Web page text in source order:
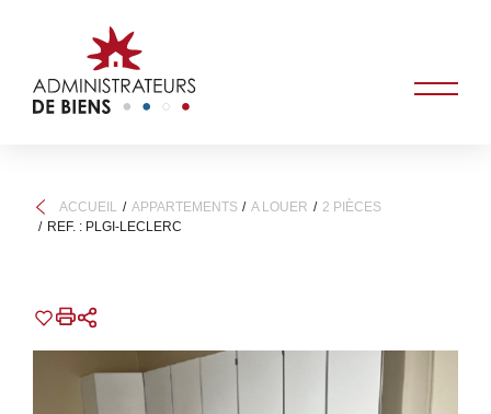
ACCUEIL APPARTEMENTS A LOUER
2 PIÈCES
REF. : PLGI-LECLERC